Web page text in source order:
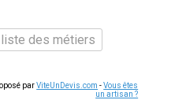
liste des métiers
parViteUnDevis.com -Vous êtes
un artisan ?